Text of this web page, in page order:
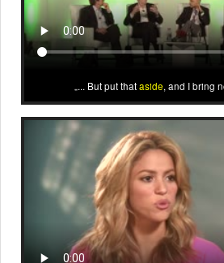
... But put thataside, and I bring